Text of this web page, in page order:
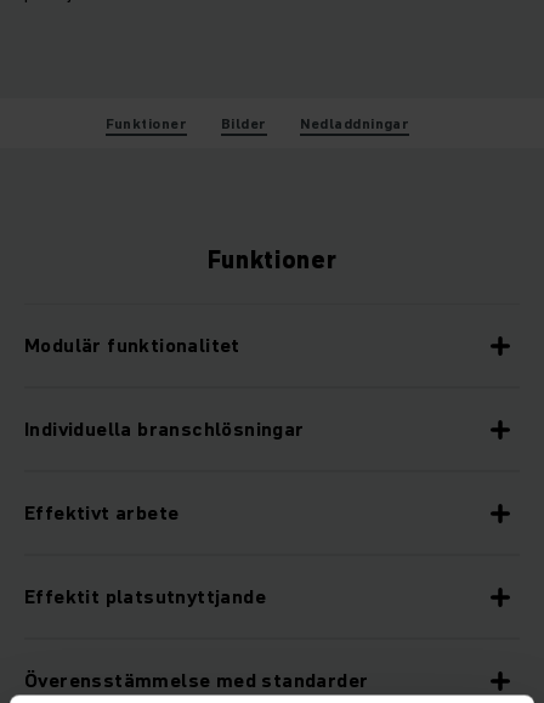
Funktioner Bilder Nedladdningar
Funktioner
Modulär funktionalitet
Individuella branschlösningar
Effektivt arbete
Effektit platsutnyttjande
Överensstämmelse med standarder